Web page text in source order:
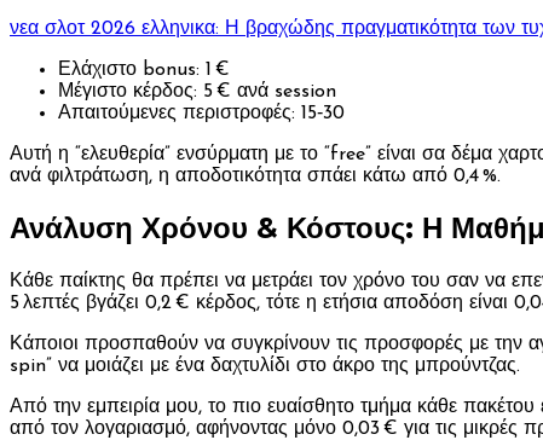
νεα σλοτ 2026 ελληνικα: Η βραχώδης πραγματικότητα των
Ελάχιστο bonus: 1 €
Μέγιστο κέρδος: 5 € ανά session
Απαιτούμενες περιστροφές: 15‑30
Αυτή η “ελευθερία” ενσύρματη με το “free” είναι σα δέμα
ανά φιλτράτωση, η αποδοτικότητα σπάει κάτω από 0,4 %.
Ανάλυση Χρόνου & Κόστους: Η
Κάθε παίκτης θα πρέπει να μετράει τον χρόνο του σαν να
5 λεπτές βγάζει 0,2 € κέρδος, τότε η ετήσια αποδόση είναι
Κάποιοι προσπαθούν να συγκρίνουν τις προσφορές με την
spin” να μοιάζει με ένα δαχτυλίδι στο άκρο της μπρούντζας.
Από την εμπειρία μου, το πιο ευαίσθητο τμήμα κάθε
από τον λογαριασμό, αφήνοντας μόνο 0,03 € για τις μικρές